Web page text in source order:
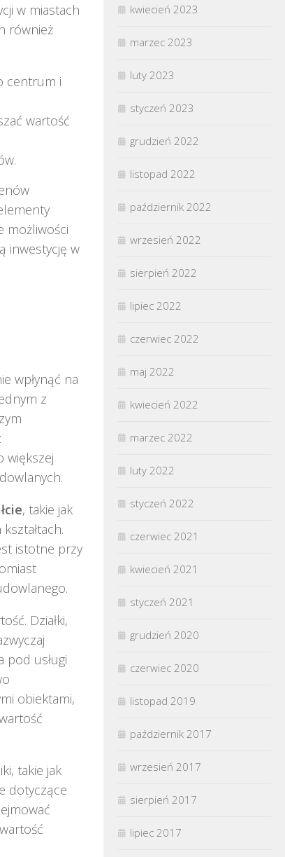
w miastach
również
centrum i
wartość
możliwości
inwestycję w
wpłynąć na
z
większej
, takie jak
istotne przy
Działki,
pod usługi
obiektami,
takie jak
dotyczące
kwiecień 2023
marzec 2023
luty 2023
styczeń 2023
grudzień 2022
listopad 2022
październik 2022
wrzesień 2022
sierpień 2022
lipiec 2022
czerwiec 2022
maj 2022
kwiecień 2022
marzec 2022
luty 2022
styczeń 2022
czerwiec 2021
kwiecień 2021
styczeń 2021
grudzień 2020
czerwiec 2020
listopad 2019
październik 2017
wrzesień 2017
sierpień 2017
lipiec 2017